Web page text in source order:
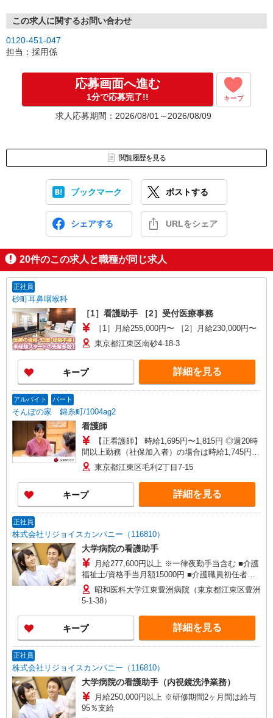
この求人に関するお問い合わせ
0120-451-047
担当：採用係
応募画面へ進む
1分で応募完了!! キープ
求人応募期間：2026/08/01～2026/08/09
閲覧履歴を見る
ブックマーク ポストする
シェアする URLをシェア
20件のこの求人と職種が同じ求人
正社員
砂町耳鼻咽喉科
［1］看護助手 ［2］受付医療事務
［1］月給255,000円〜 ［2］月給230,000円〜
東京都江東区南砂4-18-3
キープ 詳細を見る
アルバイト パート
そんぽの家 錦糸町/1004ag2
看護師
【正看護師】 時給1,695円〜1,815円 ◎週20時
間以上勤務（社保加入者）の場合は時給1,745円〜
1,865円 【准看護師】 時給1,395円〜1,515円 ◎週
20時間以上勤務（社保加入者）の場合は時給1,445
円〜1,565円 ※各種手当込 ※時給は経験により異
なる
東京都江東区毛利2丁目7-15
キープ 詳細を見る
正社員
株式会社リジョイスカンパニー（116810）
大学病院の看護助手
月給277,600円以上 ※一律夜勤手当含む ■介護
福祉士/資格手当月額15000円 ■介護職員初任者研
修/月額5000円 ■実務者研修/月額8000円 ※研修期
間2ヶ月間は給与95％支給
昭和医科大学江東豊洲病院（東京都江東区豊洲
5-1-38）
キープ 詳細を見る
正社員
株式会社リジョイスカンパニー（116810）
大学病院の看護助手（内視鏡洗浄業務）
月給250,000円以上 ※研修期間2ヶ月間は給与
95％支給